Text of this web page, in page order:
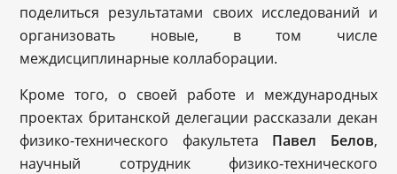
поделиться результатами своих исследований и
организовать новые, в том числе
междисциплинарные коллаборации.
Кроме того, о своей работе и международных
проектах британской делегации рассказали декан
физико-технического факультета Павел Белов,
научный сотрудник физико-технического